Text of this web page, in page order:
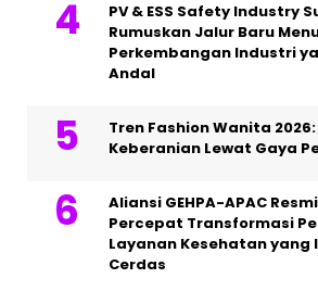
PV & ESS Safety Industry
Rumuskan Jalur Baru
Perkembangan Industri
Andal
Tren Fashion Wanita
Keberanian Lewat Gaya
Aliansi GEHPA-APAC
Percepat Transformasi
Layanan Kesehatan yang
Cerdas